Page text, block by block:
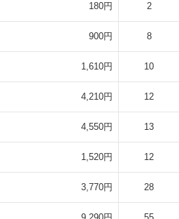
180円 2
900円 8
1,610円 10
4,210円 12
4,550円 13
1,520円 12
3,770円 28